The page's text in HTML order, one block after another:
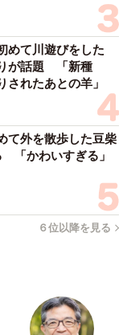
めて川遊びをした
が話題 「新種
されたあとの羊」
て外を散歩した豆柴
「かわいすぎる」
６位以降を見る